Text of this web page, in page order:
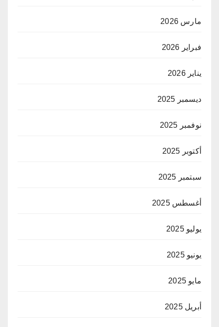
مارس 2026
فبراير 2026
يناير 2026
ديسمبر 2025
نوفمبر 2025
أكتوبر 2025
سبتمبر 2025
أغسطس 2025
يوليو 2025
يونيو 2025
مايو 2025
أبريل 2025